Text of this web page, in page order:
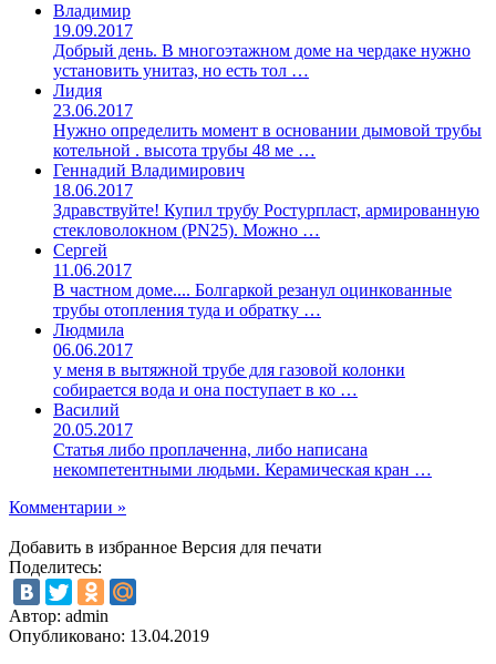
Владимир
19.09.2017
Добрый день. В многоэтажном доме на чердаке нужно
установить унитаз, но есть тол …
Лидия
23.06.2017
Нужно определить момент в основании дымовой трубы
котельной . высота трубы 48 ме …
Геннадий Владимирович
18.06.2017
Здравствуйте! Купил трубу Ростурпласт, армированную
стекловолокном (PN25). Можно …
Сергей
11.06.2017
В частном доме.... Болгаркой резанул оцинкованные
трубы отопления туда и обратку …
Людмила
06.06.2017
у меня в вытяжной трубе для газовой колонки
собирается вода и она поступает в ко …
Василий
20.05.2017
Статья либо проплаченна, либо написана
некомпетентными людьми. Керамическая кран …
Комментарии »
Добавить в избранное Версия для печати
Поделитесь:
Автор: admin
Опубликовано: 13.04.2019